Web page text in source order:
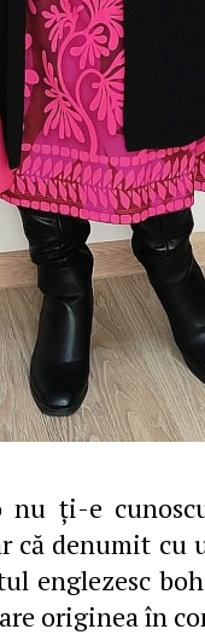
nu ţi-e
că denumit
englezesc
originea în